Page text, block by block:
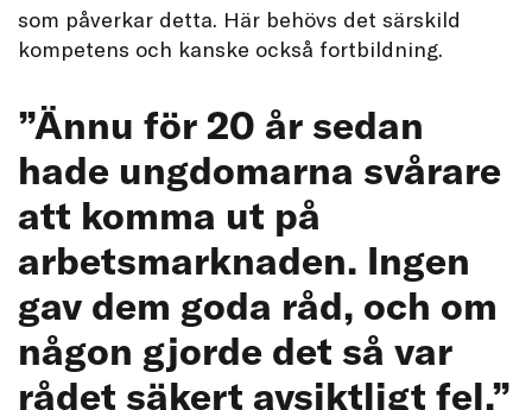
som påverkar detta. Här behövs det särskild
kompetens och kanske också fortbildning.
”Ännu för 20 år sedan
hade ungdomarna svårare
att komma ut på
arbetsmarknaden. Ingen
gav dem goda råd, och om
någon gjorde det så var
rådet säkert avsiktligt fel.”